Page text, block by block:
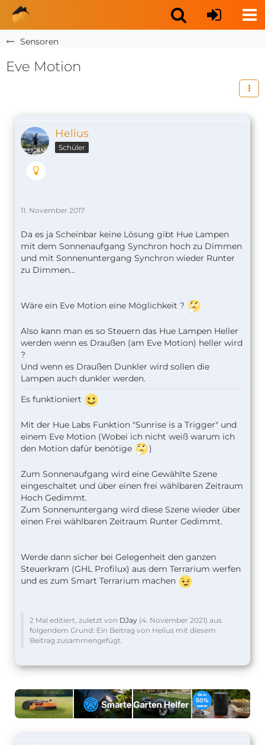
Sensoren
Eve Motion
Helius
Schüler
11. November 2017
Da es ja Scheinbar keine Lösung gibt Hue Lampen
mit dem Sonnenaufgang Synchron hoch zu Dimmen
und mit Sonnenuntergang Synchron wieder Runter
zu Dimmen...
Wäre ein Eve Motion eine Möglichkeit ?
Also kann man es so Steuern das Hue Lampen Heller
werden wenn es Draußen (am Eve Motion) heller wird
?
Und wenn es Draußen Dunkler wird sollen die
Lampen auch dunkler werden.
Es funktioniert
Mit der Hue Labs Funktion "Sunrise is a Trigger" und
einem Eve Motion (Wobei ich nicht weiß warum ich
den Motion dafür benötige
)
Zum Sonnenaufgang wird eine Gewählte Szene
eingeschaltet und über einen frei wählbaren Zeitraum
Hoch Gedimmt.
Zum Sonnenuntergang wird diese Szene wieder über
einen Frei wählbaren Zeitraum Runter Gedimmt.
Werde dann sicher bei Gelegenheit den ganzen
Steuerkram (GHL Profilux) aus dem Terrarium werfen
und es zum Smart Terrarium machen
2 Mal editiert, zuletzt von DJay (4. November 2021) aus
folgendem Grund: Ein Beitrag von Helius mit diesem
Beitrag zusammengefügt.